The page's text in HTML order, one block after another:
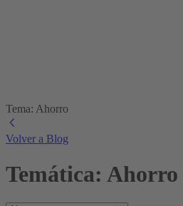
Tema: Ahorro
Volver a Blog
Temática: Ahorro